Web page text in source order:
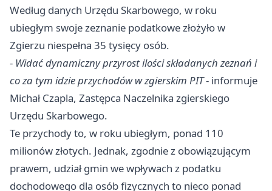
Według danych Urzędu Skarbowego, w roku
ubiegłym swoje zeznanie podatkowe złożyło w
Zgierzu niespełna 35 tysięcy osób.
- Widać dynamiczny przyrost ilości składanych zeznań i
co za tym idzie przychodów w zgierskim PIT- informuje
Michał Czapla, Zastępca Naczelnika zgierskiego
Urzędu Skarbowego.
Te przychody to, w roku ubiegłym, ponad 110
milionów złotych. Jednak, zgodnie z obowiązującym
prawem, udział gmin we wpływach z podatku
dochodowego dla osób fizycznych to nieco ponad